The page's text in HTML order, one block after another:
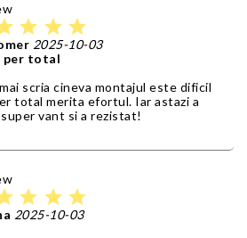
star star star
2025-10-03
per total
scria cineva montajul este dificil
total merita efortul. Iar astazi a
vant si a rezistat!
star star star
2025-10-03